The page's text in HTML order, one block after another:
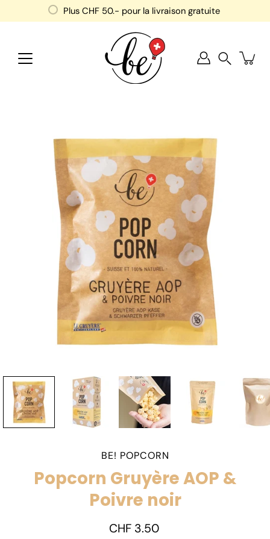
Plus CHF 50.- pour la livraison gratuite
BE! POPCORN
Popcorn Gruyère AOP &
Poivre noir
CHF 3.50